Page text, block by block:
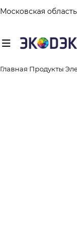
Московская
Главная Продукты